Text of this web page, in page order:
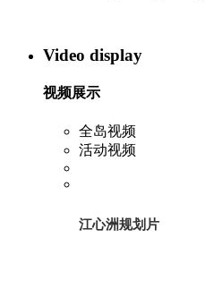
Video display
视频展示
全岛视频
活动视频
江心洲规划片